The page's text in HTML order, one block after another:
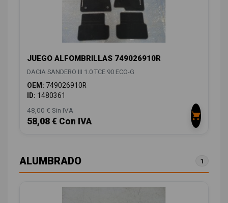
JUEGO ALFOMBRILLAS 749026910R
DACIA SANDERO III 1.0 TCE 90 ECO-G
OEM: 749026910R
ID: 1480361
48,00 € Sin IVA
58,08 € Con IVA
ALUMBRADO 1